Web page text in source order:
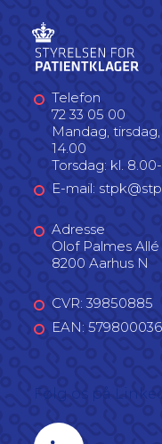
Telefon
72 33 05 00
Mandag,
14.00
Torsdag: kl.
E-mail:
Adresse
Olof Palmes Allé
8200 Aarhus N
CVR: 39850885
EAN:
Linkedin profil